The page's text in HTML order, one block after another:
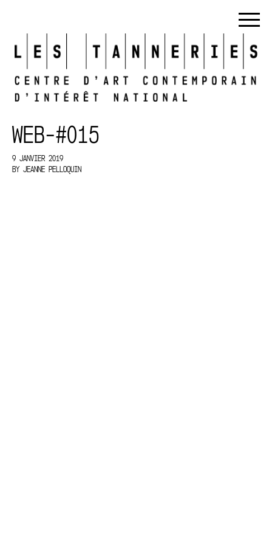
WEB-#015
9 JANVIER 2019
BY JEANNE PELLOQUIN